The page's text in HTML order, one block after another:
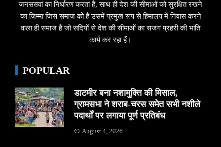
जनसख्यां का निर्धारण करता हैं, साथ ही देश की सीमाओं को सुरक्षित रखने
का जिम्मा जिस समाज को है उसमें प्रमुख रूप से हिमालय में निवास करने
वाला ही समाज है जो सदियों से देश की सीमाओं का सजग प्रहरी की भांति
कार्य कर रहा हैं।
POPULAR
डाटमीर बना नशामुक्ति की मिसाल,
ग्रामसभा ने शराब-चरस समेत सभी नशीले
पदार्थों पर लगाया पूर्ण प्रतिबंध
August 4, 2026